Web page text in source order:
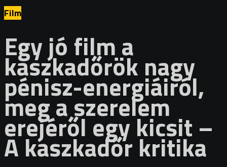
Film
Egy jó film a
kaszkadőrök nagy
pénisz-energiáiról,
meg a szerelem
erejéről egy kicsit –
A kaszkadőr kritika